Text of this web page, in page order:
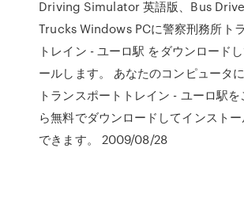
Driving Simulator 英語版、Bus
Trucks Windows PCに警察刑務所ト
トレイン - ユーロ駅 をダウンロード
ールします。 あなたのコンピュータ
トランスポートトレイン - ユーロ駅
ら無料でダウンロードしてインスト
できます。 2009/08/28